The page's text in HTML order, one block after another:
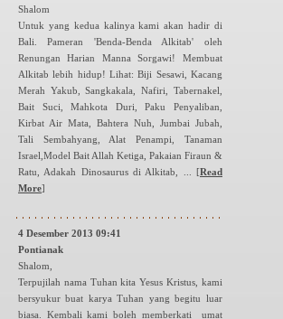
Shalom
Untuk yang kedua kalinya kami akan hadir di
Bali. Pameran 'Benda-Benda Alkitab' oleh
Renungan Harian Manna Sorgawi! Membuat
Alkitab lebih hidup! Lihat: Biji Sesawi, Kacang
Merah Yakub, Sangkakala, Nafiri, Tabernakel,
Bait Suci, Mahkota Duri, Paku Penyaliban,
Kirbat Air Mata, Bahtera Nuh, Jumbai Jubah,
Tali Sembahyang, Alat Penampi, Tanaman
Israel,Model Bait Allah Ketiga, Pakaian Firaun &
Ratu, Adakah Dinosaurus di Alkitab, ... [Read
More]
4 Desember 2013 09:41
Pontianak
Shalom,
Terpujilah nama Tuhan kita Yesus Kristus, kami
bersyukur buat karya Tuhan yang begitu luar
biasa. Kembali kami boleh memberkati umat